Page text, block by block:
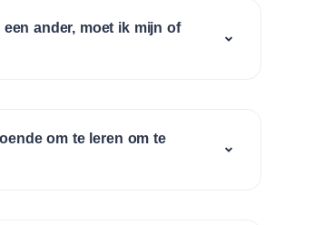
ander, moet ik mijn of
om te leren om te